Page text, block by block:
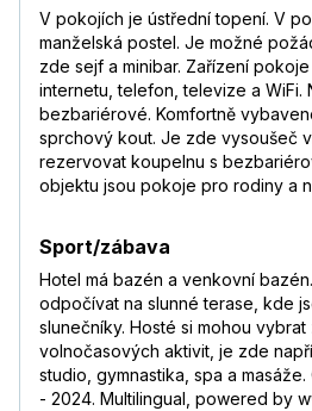
V pokojích je ústřední topení. V
manželská postel. Je možné
zde sejf a minibar. Zařízení
internetu, telefon, televize a WiFi.
bezbariérové. Komfortně
sprchový kout. Je zde vysoušeč
rezervovat koupelnu s
objektu jsou pokoje pro rodiny a
Sport/zábava
Hotel má bazén a venkovní
odpočívat na slunné terase, kde
slunečníky. Hosté si mohou vybrat
volnočasových aktivit, je zde
studio, gymnastika, spa a
- 2024. Multilingual, powered by